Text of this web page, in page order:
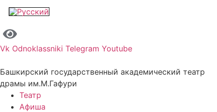
Vk Odnoklassniki Telegram Youtube
Башкирский государственный академический театр
драмы им.М.Гафури
Театр
Афиша